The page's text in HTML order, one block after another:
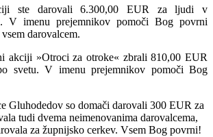
ste darovali 6.300,00 EUR za ljudi v
V imenu prejemnikov pomoči Bog povrni
darovalcem.
akciji »Otroci za otroke« zbrali 810,00 EUR
svetu. V imenu prejemnikov pomoči Bog
Gluhodedov so domači darovali 300 EUR za
tudi dvema neimenovanima darovalcema,
za župnijsko cerkev. Vsem Bog povrni!